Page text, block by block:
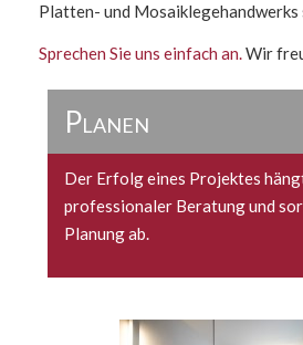
Platten- und Mosaiklegehandwerks
Sprechen Sie uns einfach an. Wir
Planen
Der Erfolg eines Projektes
professionaler Beratung und
Planung ab.